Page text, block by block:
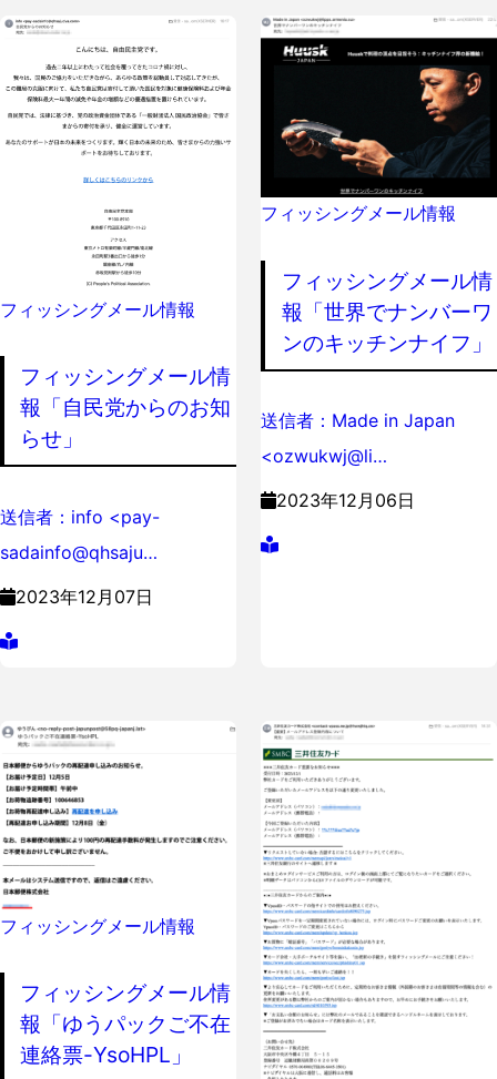
フィッシングメール情報
フィッシングメール情
報「自民党からのお知
らせ」
送信者：info <pay-
sadainfo@qhsaju…
2023年12月07日
フィッシングメール情報
フィッシングメール情
報「世界でナンバーワ
ンのキッチンナイフ」
送信者：Made in Japan
<ozwukwj@li…
2023年12月06日
フィッシングメール情報
フィッシングメール情
報「ゆうパックご不在
連絡票-YsoHPL」